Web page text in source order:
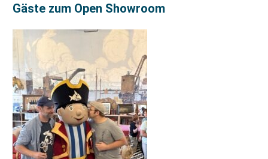
Gäste zum Open Showroom